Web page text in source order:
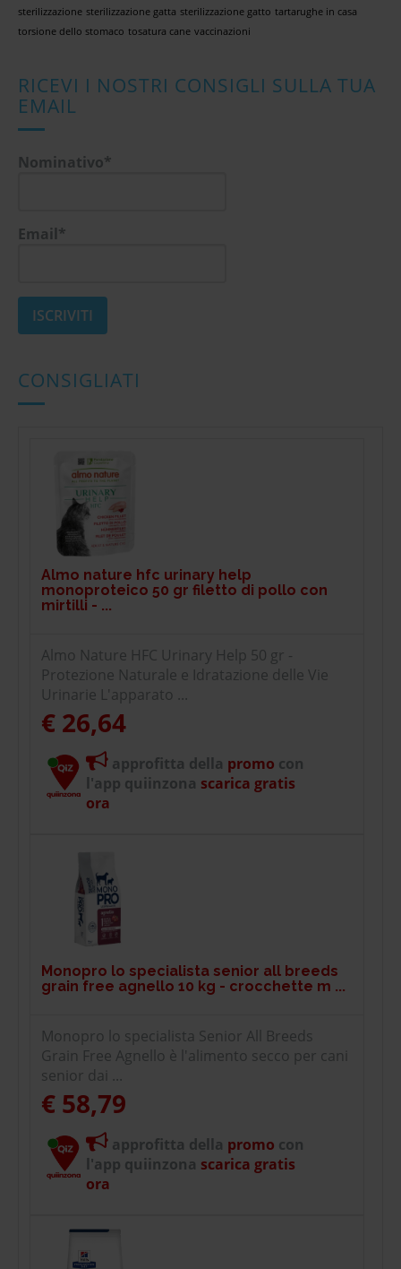
sterilizzazione sterilizzazione gatta sterilizzazione gatto tartarughe in casa
torsione dello stomaco tosatura cane vaccinazioni
RICEVI I NOSTRI CONSIGLI SULLA TUA
EMAIL
Nominativo*
Email*
CONSIGLIATI
Almo nature hfc urinary help
monoproteico 50 gr filetto di pollo con
mirtilli - ...
Almo Nature HFC Urinary Help 50 gr -
Protezione Naturale e Idratazione delle Vie
Urinarie L'apparato ...
€ 26,64
approfitta della promo con
l'app quiinzona scarica gratis
ora
Monopro lo specialista senior all breeds
grain free agnello 10 kg - crocchette m ...
Monopro lo specialista Senior All Breeds
Grain Free Agnello è l'alimento secco per cani
senior dai ...
€ 58,79
approfitta della promo con
l'app quiinzona scarica gratis
ora